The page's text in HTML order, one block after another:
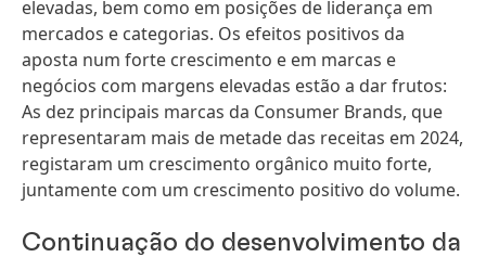
elevadas, bem como em posições de liderança em
mercados e categorias. Os efeitos positivos da
aposta num forte crescimento e em marcas e
negócios com margens elevadas estão a dar frutos:
As dez principais marcas da Consumer Brands, que
representaram mais de metade das receitas em 2024,
registaram um crescimento orgânico muito forte,
juntamente com um crescimento positivo do volume.
Continuação do desenvolvimento da